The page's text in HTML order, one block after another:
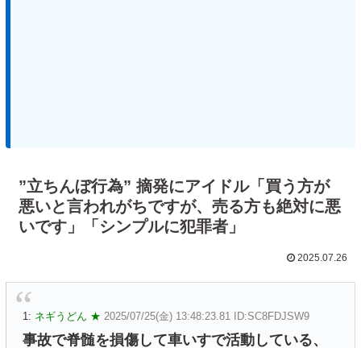
”立ちんぼ行為” 摘発にアイドル「買う方が
悪いと言われがちですが、売る方も絶対に悪
いです」「シンプルに犯罪者」
2025.07.26
1: ネギうどん ★ 2025/07/25(金) 13:48:23.81 ID:SC8FDJSW9
事故で脊髄を損傷して車いすで活動している、